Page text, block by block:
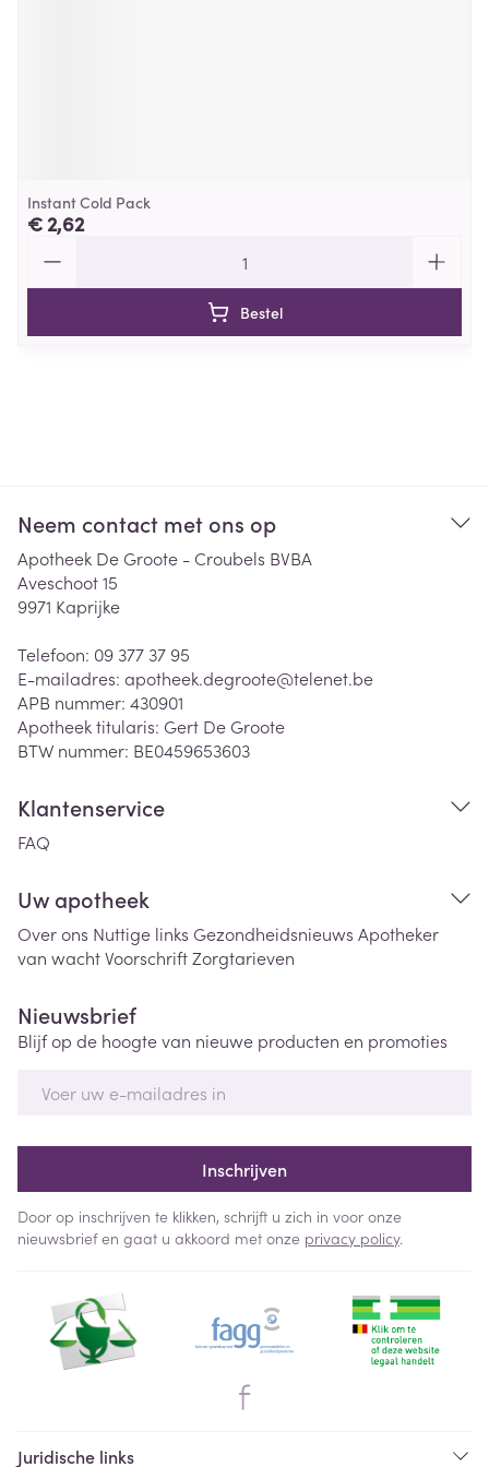
Instant Cold Pack
€ 2,62
Bestel
Neem contact met ons op
Apotheek De Groote - Croubels BVBA
Aveschoot 15
9971 Kaprijke
Telefoon: 09 377 37 95
E-mailadres: apotheek.degroote@telenet.be
APB nummer: 430901
Apotheek titularis: Gert De Groote
BTW nummer: BE0459653603
Klantenservice
FAQ
Uw apotheek
Over ons Nuttige links Gezondheidsnieuws Apotheker
van wachtVoorschriftZorgtarieven
Nieuwsbrief
Blijf op de hoogte van nieuwe producten en promoties
Inschrijven
Door op inschrijven te klikken, schrijft u zich in voor onze
nieuwsbrief en gaat u akkoord met onze privacy policy.
Juridische links